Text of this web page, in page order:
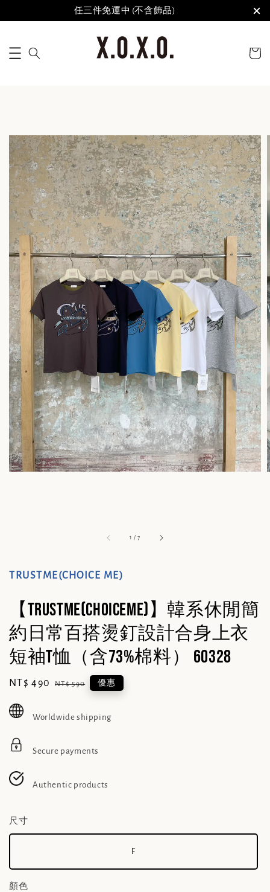
任三件免運中 (不含飾品)
1 /7
TRUSTME(CHOICE ME)
【TRUSTME(CHOICEME)】韓系休閒簡
約日常百搭燙釘設計合身上衣
短袖T恤（含73%棉料） 60328
Sale
NT$ 490 Regular
NT$ 590 優惠
Worldwide shipping
Secure payments
Authentic products
尺寸
F
顏色